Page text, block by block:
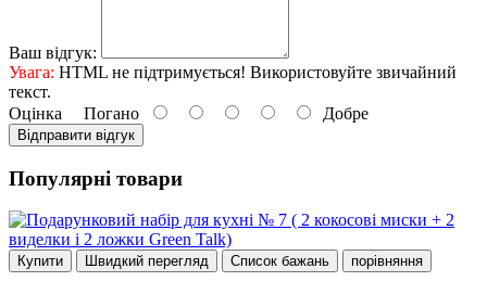
Ваш відгук:
Увага: HTML не підтримується! Використовуйте звичайний
текст.
Оцінка Погано Добре
Відправити відгук
Популярні товари
Купити Швидкий перегляд Список бажань порівняння